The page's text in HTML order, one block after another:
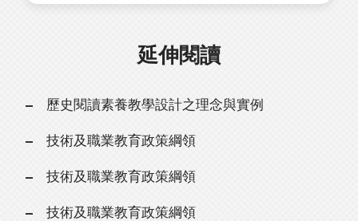
延伸閱讀
歷史閱讀素養教學設計之理念與實例
技術及職業教育政策綱領
技術及職業教育政策綱領
技術及職業教育政策綱領